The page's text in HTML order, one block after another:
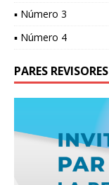
▪ Número 3
▪ Número 4
PARES REVISORES